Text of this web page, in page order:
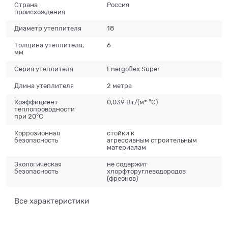
Страна
происхождения
Россия
Диаметр утеплителя 18
Толщина утеплителя,
мм
6
Серия утеплителя Energoflex Super
Длина утеплителя 2 метра
Коэффициент
теплопроводности
при 20°C
0,039 Вт/(м* °C)
Коррозионная
безопасность
стойки к
агрессивным строительным
материалам
Экологическая
безопасность
не содержит
хлорфторуглеводородов
(фреонов)
Все характеристики